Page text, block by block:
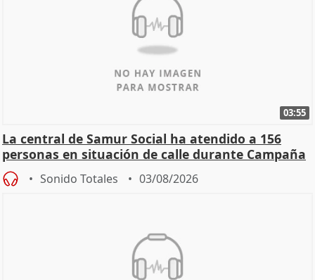
03:55
La central de Samur Social ha atendido a 156
personas en situación de calle durante Campaña
de Calor
Sonido Totales 03/08/2026